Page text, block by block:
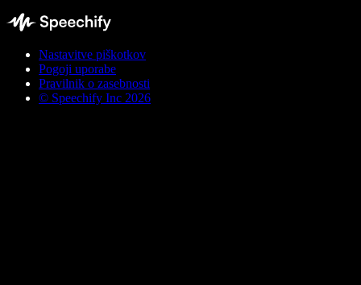
Nastavitve piškotkov
Pogoji uporabe
Pravilnik o zasebnosti
© Speechify Inc 2026